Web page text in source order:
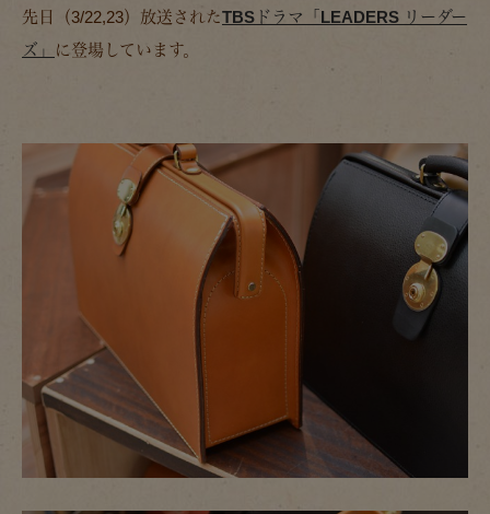
先日（3/22,23）放送されたTBSドラマ「LEADERS リーダー
ズ」
に登場しています。